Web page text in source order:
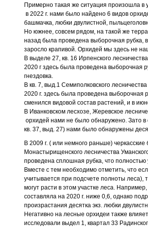
Примерно такая же ситуация произошла в
в 2022 г. нами было найдено 6 видов
башмачка, любки двулистной,
Но южнее, совсем рядом, на такой же
назад была проведена выборочная рубка,
заросло крапивой. Орхидей мы здесь не
В выделе 27, кв. 16 Ирпенского
2020 г здесь была проведена выборочная
гнездовка.
В кв. 7, выд.1 Семиполковского
2020 г. здесь была проведена выборочная
сменился видовой состав растений, и в
В Иванковском лесхозе, Жеревское
орхидей нами не было обнаружено. Зато в
кв. 37, выд. 27) нами было обнаружены
В 2009 г. ( или немного раньше)
Монастырищенского лесничества
проведена сплошная рубка, что
Вместе с тем необходимо отметить, что
учитывается при подсчете полноты леса),
могут расти в этом участке леса.
составляла на 2020 г. ниже 0,6, однако
произрастания десятка экз. любки
Негативно на лесные орхидеи также
исследовали выдел 1, квартал 33